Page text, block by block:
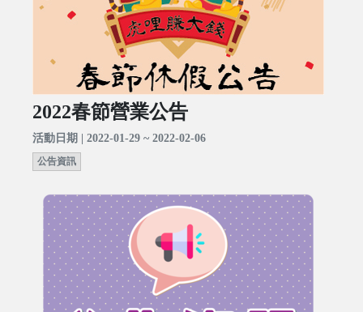
2022春節營業公告
活動日期 | 2022-01-29 ~ 2022-02-06
公告資訊